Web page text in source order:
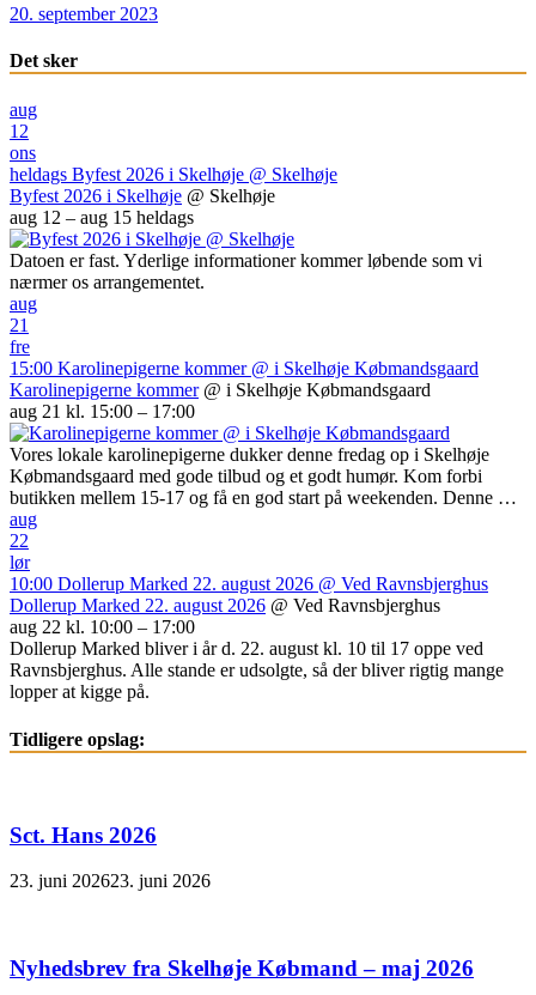
20. september 2023
Det sker
aug
12
ons
heldags Byfest 2026 i Skelhøje @ Skelhøje
Byfest 2026 i Skelhøje @ Skelhøje
aug 12 – aug 15 heldags
Datoen er fast. Yderlige informationer kommer løbende som vi
nærmer os arrangementet.
aug
21
fre
15:00 Karolinepigerne kommer @ i Skelhøje Købmandsgaard
Karolinepigerne kommer @ i Skelhøje Købmandsgaard
aug 21 kl. 15:00 – 17:00
Vores lokale karolinepigerne dukker denne fredag op i Skelhøje
Købmandsgaard med gode tilbud og et godt humør. Kom forbi
butikken mellem 15-17 og få en god start på weekenden. Denne …
aug
22
lør
10:00 Dollerup Marked 22. august 2026 @ Ved Ravnsbjerghus
Dollerup Marked 22. august 2026 @ Ved Ravnsbjerghus
aug 22 kl. 10:00 – 17:00
Dollerup Marked bliver i år d. 22. august kl. 10 til 17 oppe ved
Ravnsbjerghus. Alle stande er udsolgte, så der bliver rigtig mange
lopper at kigge på.
Tidligere opslag:
Sct. Hans 2026
23. juni 202623. juni 2026
Nyhedsbrev fra Skelhøje Købmand – maj 2026